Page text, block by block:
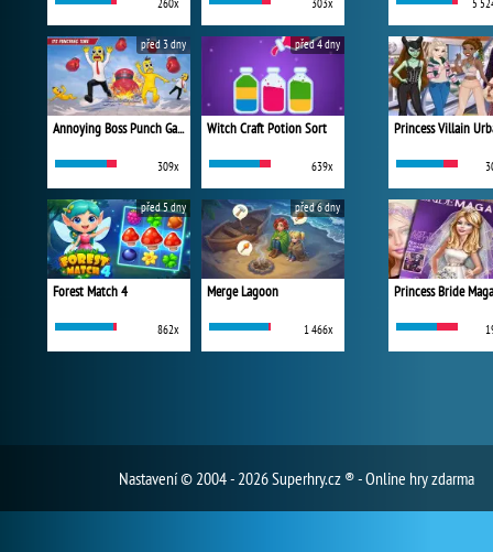
260x 303x
Annoying Boss Punch Game
309x
před 3 dny
Witch Craft Potion Sort
639x
před 4 dny
Forest Match 4
862x
před 5 dny
Merge Lagoon
1 466x
před 6 dny
5
Princess Bride
Nastavení© 2004 - 2026 Superhry.cz ® - Online hry zdarma